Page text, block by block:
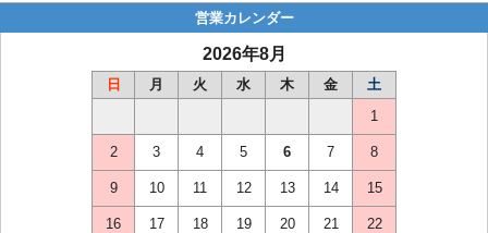
営業カレンダー
2026年8月
日 月 火 水 木 金
土
1
2 3 4 5 6 7 8
9 10 11 12 13 14 15
16 17 18 19 20 21 22